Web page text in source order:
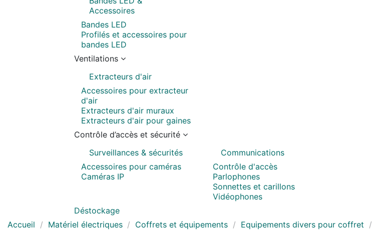
Accessoires
Bandes LED
Profilés et accessoires pour
bandes LED
Ventilations
Extracteurs d'air
Accessoires pour extracteur
d'air
Extracteurs d'air muraux
Extracteurs d'air pour gaines
Contrôle d’accès et sécurité
Surveillances & sécurités
Accessoires pour caméras
Caméras IP
Communications
Contrôle d'accès
Parlophones
Sonnettes et carillons
Vidéophones
Déstockage
Accueil
Matériel électriques Coffrets et équipements Equipements divers pour coffret